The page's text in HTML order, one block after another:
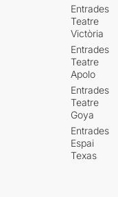
Entrades
Teatre
Victòria
Entrades
Teatre
Apolo
Entrades
Teatre
Goya
Entrades
Espai
Texas